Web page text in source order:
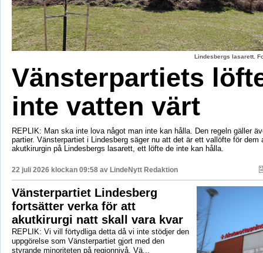
Lindesbergs lasarett.
Vänsterpartiets
inte vatten värt
REPLIK: Man ska inte lova något man inte kan hålla. Den regeln gäller
partier. Vänsterpartiet i Lindesberg säger nu att det är ett vallöfte för dem
akutkirurgin på Lindesbergs lasarett, ett löfte de inte kan hålla.
22 juli 2026 klockan 09:58 av LindeNytt Redaktion
Vänsterpartiet Lindesberg
fortsätter verka för att
akutkirurgi natt skall vara kvar
REPLIK: Vi vill förtydliga detta då vi inte stödjer den
uppgörelse som Vänsterpartiet gjort med den
styrande minoriteten på regionnivå. Vä...